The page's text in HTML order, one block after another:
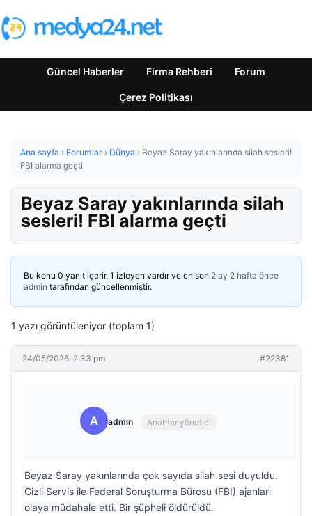
Güncel Haberler Firma Rehberi Forum
Çerez Politikası
Ana sayfa › Forumlar › Dünya › Beyaz Saray yakınlarında silah sesleri!
FBI alarma geçti
Beyaz Saray yakınlarında silah
sesleri! FBI alarma geçti
Bu konu 0 yanıt içerir, 1 izleyen vardır ve en son 2 ay 2 hafta önce
admin tarafından güncellenmiştir.
1 yazı görüntüleniyor (toplam 1)
24/05/2026: 2:33 pm #22381
A admin Anahtar yönetici
Beyaz Saray yakınlarında çok sayıda silah sesi duyuldu.
Gizli Servis ile Federal Soruşturma Bürosu (FBI) ajanları
olaya müdahale etti. Bir şüpheli öldürüldü.